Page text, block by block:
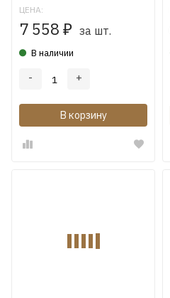
ЦЕНА:
7 558 ₽ за шт.
В наличии
- +
В корзину